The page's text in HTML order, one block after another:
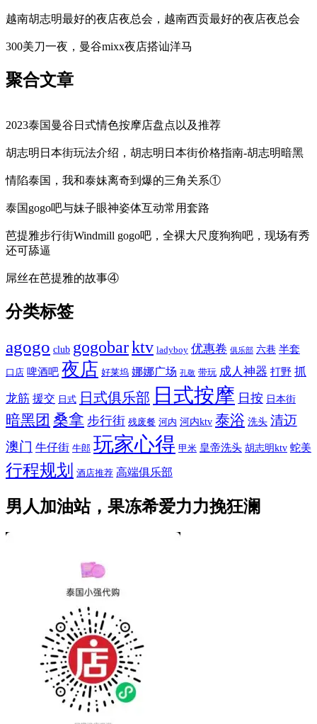
越南胡志明最好的夜店夜总会，越南西贡最好的夜店夜总会
300美刀一夜，曼谷mixx夜店搭讪洋马
聚合文章
2023泰国曼谷日式情色按摩店盘点以及推荐
胡志明日本街玩法介绍，胡志明日本街价格指南-胡志明暗黑
情陷泰国，我和泰妹离奇到爆的三角关系①
泰国gogo吧与妹子眼神姿体互动常用套路
芭提雅步行街Windmill gogo吧，全裸大尺度狗狗吧，现场有秀
还可舔逼
屌丝在芭提雅的故事④
分类标签
agogo club gogobarktv ladyboy 优惠卷 俱乐部 六巷 半套
口店 啤酒吧 夜店 好莱坞 娜娜广场 孔敬 带玩 成人神器 打野 抓
龙筋 援交 日式 日式俱乐部 日式按摩 日按 日本街
暗黑团 桑拿 步行街 残废餐 河内 河内ktv 泰浴 洗头 清迈
澳门 牛仔街 牛郎 玩家心得 甲米 皇帝洗头 胡志明ktv 蛇美
行程规划 酒店推荐 高端俱乐部
男人加油站，果冻希爱力力挽狂澜